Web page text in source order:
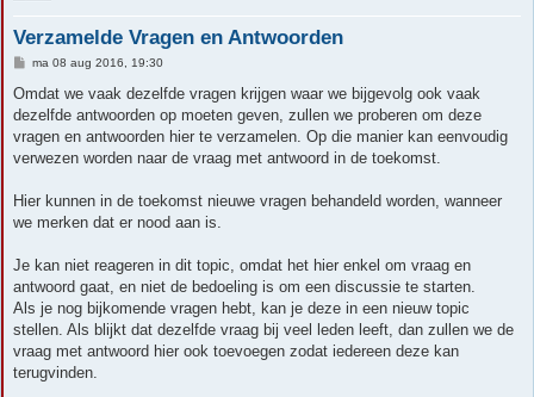
Verzamelde Vragen en Antwoorden
B
r
c
h
ma 08 aug 2016, 19:30
Omdat we vaak dezelfde vragen krijgen waar we bijgevolg ook vaak
dezelfde antwoorden op moeten geven, zullen we proberen om deze
vragen en antwoorden hier te verzamelen. Op die manier kan eenvoudig
verwezen worden naar de vraag met antwoord in de toekomst.
Hier kunnen in de toekomst nieuwe vragen behandeld worden, wanneer
we merken dat er nood aan is.
Je kan niet reageren in dit topic, omdat het hier enkel om vraag en
antwoord gaat, en niet de bedoeling is om een discussie te starten.
Als je nog bijkomende vragen hebt, kan je deze in een nieuw topic
stellen. Als blijkt dat dezelfde vraag bij veel leden leeft, dan zullen we de
vraag met antwoord hier ook toevoegen zodat iedereen deze kan
terugvinden.